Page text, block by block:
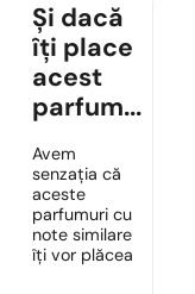
Și dacă
îți place
acest
parfum...
Avem
senzația că
aceste
parfumuri cu
note similare
îți vor plăcea